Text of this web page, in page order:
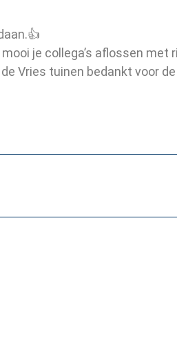
je collega’s aflossen met
Vries tuinen bedankt voor